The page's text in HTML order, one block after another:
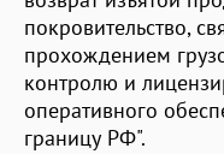
покровительство,
прохождением
контролю и
оперативного
границу РФ".